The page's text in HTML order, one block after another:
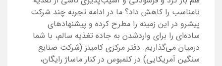
نامناسب را کاهش داد؟ ما در ادامه تجربه چند شرکت
پیشرو در این زمینه را مطرح کرده و پیشنهادهای
ساده‌ای را برای وارد‌شدن به جاده تغذیه سالم، با شما
درمیان می‌گذاریم. دفتر مرکزی کامینز (شرکت صنایع
سنگین آمریکایی) در کلمبوس در کنار ماساژ رایگان،